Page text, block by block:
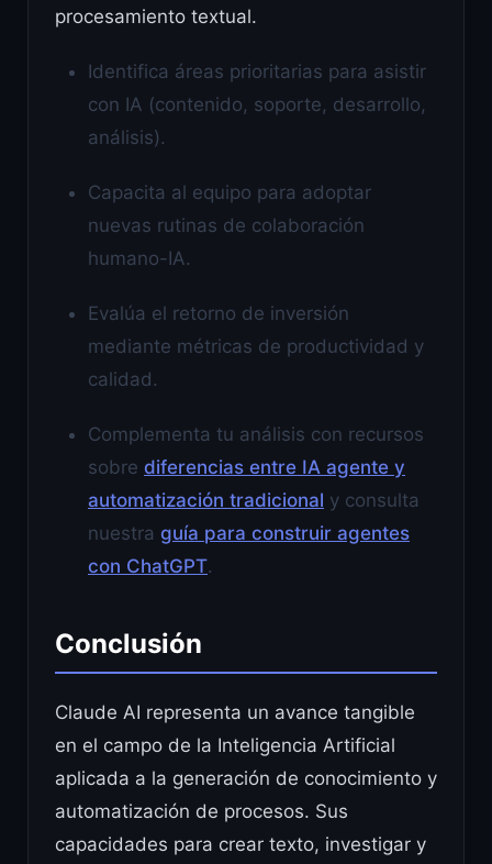
procesamiento textual.
Identifica áreas prioritarias para asistir
con IA (contenido, soporte, desarrollo,
análisis).
Capacita al equipo para adoptar
nuevas rutinas de colaboración
humano-IA.
Evalúa el retorno de inversión
mediante métricas de productividad y
calidad.
Complementa tu análisis con recursos
sobre diferencias entre IA agente y
automatización tradicional y consulta
nuestra guía para construir agentes
con ChatGPT.
Conclusión
Claude AI representa un avance tangible
en el campo de la Inteligencia Artificial
aplicada a la generación de conocimiento y
automatización de procesos. Sus
capacidades para crear texto, investigar y